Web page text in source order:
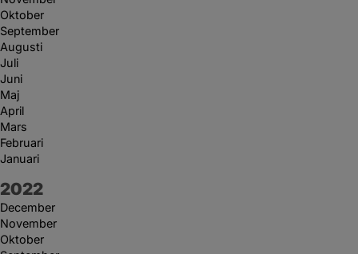
Oktober
September
Augusti
Juli
Juni
Maj
April
Mars
Februari
Januari
År:
2022
December
November
Oktober